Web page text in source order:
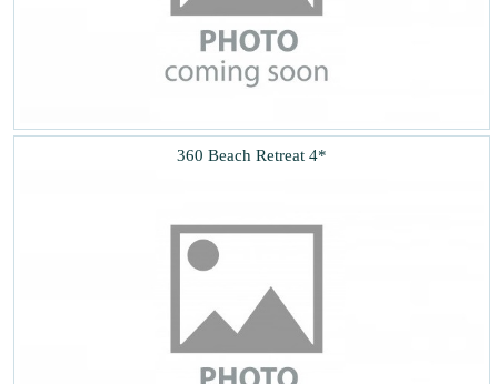
360 Beach Retreat 4*